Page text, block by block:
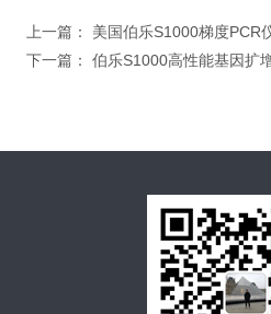
上一篇： 美国伯乐S1000梯度PCR
下一篇： 伯乐S1000高性能基因扩